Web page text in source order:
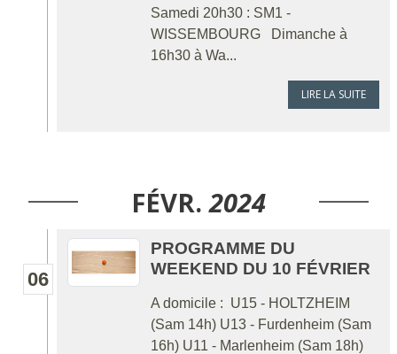
Samedi 20h30 : SM1 -
WISSEMBOURG Dimanche à
16h30 à Wa...
LIRE LA SUITE
FÉVR. 2024
06
PROGRAMME DU
WEEKEND DU 10 FÉVRIER
A domicile : U15 - HOLTZHEIM
(Sam 14h) U13 - Furdenheim (Sam
16h) U11 - Marlenheim (Sam 18h)